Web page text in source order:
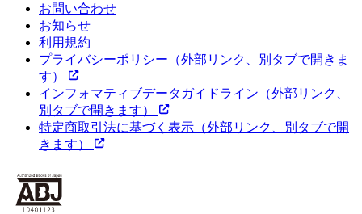
お問い合わせ
お知らせ
利用規約
プライバシーポリシー （外部リンク、別タブで開きま
す）
インフォマティブデータガイドライン （外部リンク、
別タブで開きます）
特定商取引法に基づく表示 （外部リンク、別タブで開
きます）